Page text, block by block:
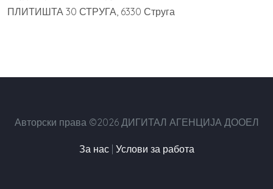
ПЛИТИШТА 30 СТРУГА, 6330 Струга
Авторски права ©2026 ДИГИТАЛ АГЕНЦИЈА ДООЕЛ
За нас| Услови за работа